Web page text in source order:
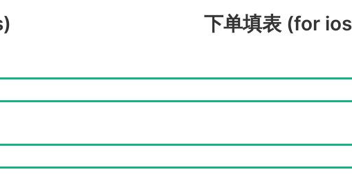
下单填表 (for